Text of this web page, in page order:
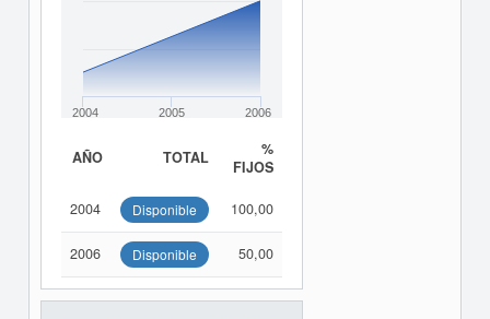
2004 2005 2006
AÑO TOTAL
%
FIJOS
2004 Disponible 100,00
2006 Disponible 50,00